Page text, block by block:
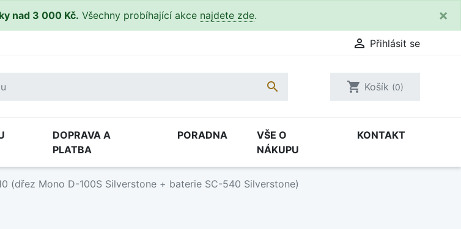
nad 3 000 Kč. Všechny probíhající akce najdete zde. ×
 Přihlásit se
 shopping_cart Košík (0)
DOPRAVA A
PLATBA
PORADNA
VŠE O
NÁKUPU
KONTAKT
(dřez Mono D-100S Silverstone + baterie SC-540 Silverstone)